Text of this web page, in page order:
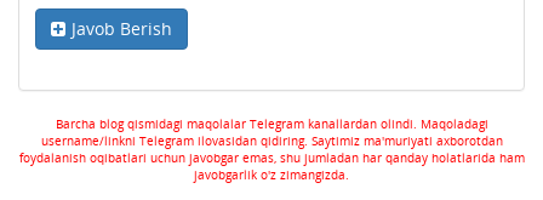
Javob Berish
Barcha blog qismidagi maqolalar Telegram kanallardan olindi. Maqoladagi
username/linkni Telegram ilovasidan qidiring. Saytimiz ma'muriyati axborotdan
foydalanish oqibatlari uchun javobgar emas, shu jumladan har qanday holatlarida ham
javobgarlik o'z zimangizda.